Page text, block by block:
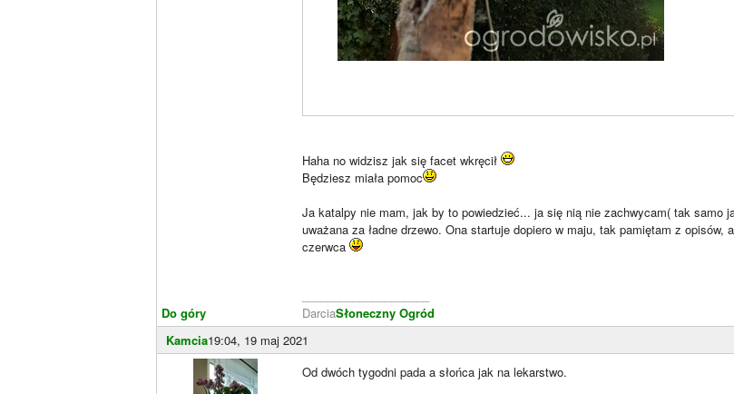
Do góry
Haha no widzisz jak się facet wkręcił
Będziesz miała pomoc
Ja katalpy nie mam, jak by to powiedzieć... ja się nią nie zachwycam( tak samo
uważana za ładne drzewo. Ona startuje dopiero w maju, tak pamiętam z
czerwca
DarciaSłoneczny Ogród
Kamcia19:04, 19 maj 2021
Od dwóch tygodni pada a słońca jak na lekarstwo.